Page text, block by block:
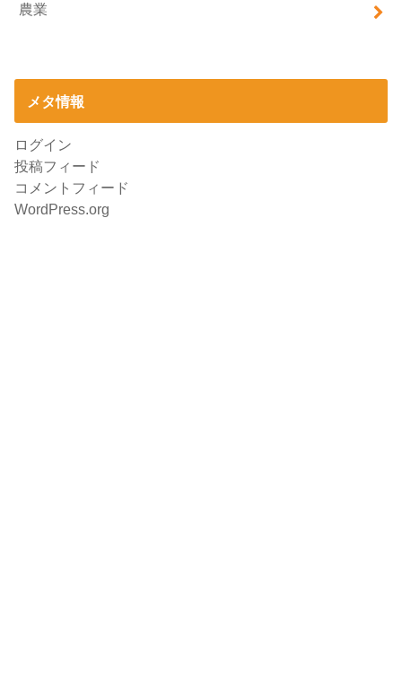
農業
メタ情報
ログイン
投稿フィード
コメントフィード
WordPress.org